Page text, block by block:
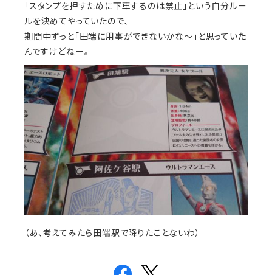
「スタンプを押すために下車するのは禁止」という自分ルー
ルを決めてやっていたので、
期間中ずっと「田端に用事ができないかな〜」と思っていた
んですけどねー。
（あ、考えてみたら田端駅で降りたことないわ）